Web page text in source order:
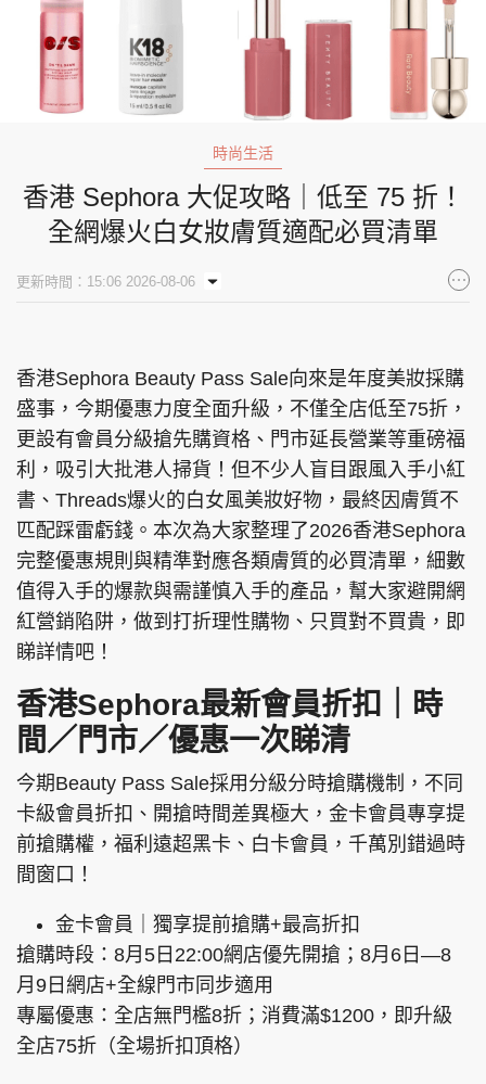
時尚生活
香港 Sephora 大促攻略｜低至 75 折！
全網爆火白女妝膚質適配必買清單
更新時間：15:06 2026-08-06
香港Sephora Beauty Pass Sale向來是年度美妝採購
盛事，今期優惠力度全面升級，不僅全店低至75折，
更設有會員分級搶先購資格、門市延長營業等重磅福
利，吸引大批港人掃貨！但不少人盲目跟風入手小紅
書、Threads爆火的白女風美妝好物，最終因膚質不
匹配踩雷虧錢。本次為大家整理了2026香港Sephora
完整優惠規則與精準對應各類膚質的必買清單，細數
值得入手的爆款與需謹慎入手的產品，幫大家避開網
紅營銷陷阱，做到打折理性購物、只買對不買貴，即
睇詳情吧！
香港Sephora最新會員折扣｜時
間／門市／優惠一次睇清
今期Beauty Pass Sale採用分級分時搶購機制，不同
卡級會員折扣、開搶時間差異極大，金卡會員專享提
前搶購權，福利遠超黑卡、白卡會員，千萬別錯過時
間窗口！
金卡會員｜獨享提前搶購+最高折扣
搶購時段：8月5日22:00網店優先開搶；8月6日—8
月9日網店+全線門市同步適用
專屬優惠：全店無門檻8折；消費滿$1200，即升級
全店75折（全場折扣頂格）